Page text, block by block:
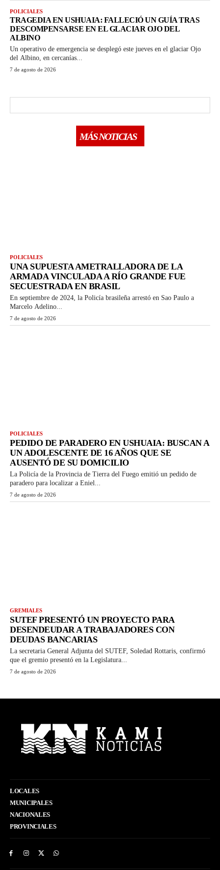
POLICIALES
TRAGEDIA EN USHUAIA: FALLECIÓ UN GUÍA TRAS
DESCOMPENSARSE EN EL GLACIAR OJO DEL
ALBINO
Un operativo de emergencia se desplegó este jueves en el glaciar Ojo
del Albino, en cercanías...
7 de agosto de 2026
MÁS NOTICIAS
POLICIALES
UNA SUPUESTA AMETRALLADORA DE LA
ARMADA VINCULADA A RÍO GRANDE FUE
SECUESTRADA EN BRASIL
En septiembre de 2024, la Policía brasileña arrestó en Sao Paulo a
Marcelo Adelino...
7 de agosto de 2026
POLICIALES
PEDIDO DE PARADERO EN USHUAIA: BUSCAN A
UN ADOLESCENTE DE 16 AÑOS QUE SE
AUSENTÓ DE SU DOMICILIO
La Policía de la Provincia de Tierra del Fuego emitió un pedido de
paradero para localizar a Eniel...
7 de agosto de 2026
GREMIALES
SUTEF PRESENTÓ UN PROYECTO PARA
DESENDEUDAR A TRABAJADORES CON
DEUDAS BANCARIAS
La secretaria General Adjunta del SUTEF, Soledad Rottaris, confirmó
que el gremio presentó en la Legislatura...
7 de agosto de 2026
LOCALES
MUNICIPALES
NACIONALES
PROVINCIALES